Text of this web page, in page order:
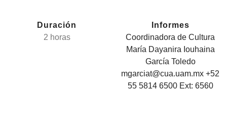
Duración
2 horas
Informes
Coordinadora de Cultura
María Dayanira Iouhaina
García Toledo
mgarciat@cua.uam.mx +52
55 5814 6500 Ext: 6560